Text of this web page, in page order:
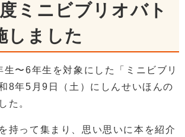
ミニビブリオバト
しました
〜6年生を対象にした「ミニビブリ
8年5月9日（土）にしんせいほんの
た。
持って集まり、思い思いに本を紹介